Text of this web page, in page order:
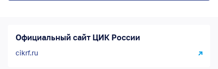
Официальный сайт ЦИК России
cikrf.ru